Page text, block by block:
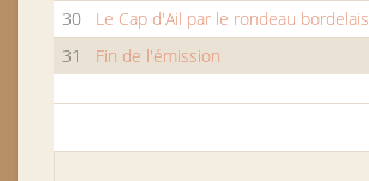
30
Le Cap d'Ail par le rondeau bordelais
31
Fin de l'émission